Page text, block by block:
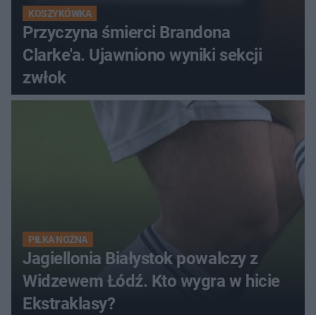
KOSZYKÓWKA
Przyczyna śmierci Brandona
Clarke'a. Ujawniono wyniki sekcji
zwłok
PIŁKA NOŻNA
Jagiellonia Białystok powalczy z
Widzewem Łódź. Kto wygra w hicie
Ekstraklasy?